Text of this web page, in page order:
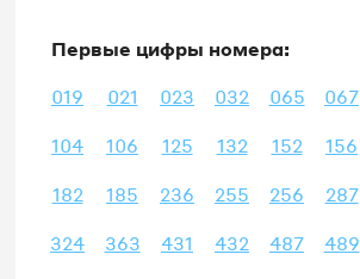
Первые цифры номера:
019
021 023 032 065 067
104 106 125 132 152 156
182 185 236 255 256 287
324 363 431 432 487 489